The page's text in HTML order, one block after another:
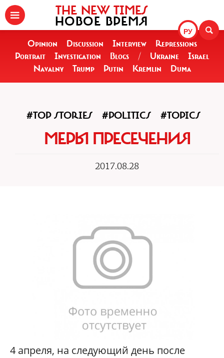
РУ
THE NEW TIMES
НОВОЕ ВРЕМЯ
Opinion Discussion Interview
Repressions
Portrait
Investigation Blogs / Ukraine
Israel
Navalny
Trump Putin Kremlin Duma
#TOP STORIES #POLITICS #TOPICS
МЕРЫ ПРЕСЕЧЕНИЯ
2017.08.28
4 апреля, на следующий день после